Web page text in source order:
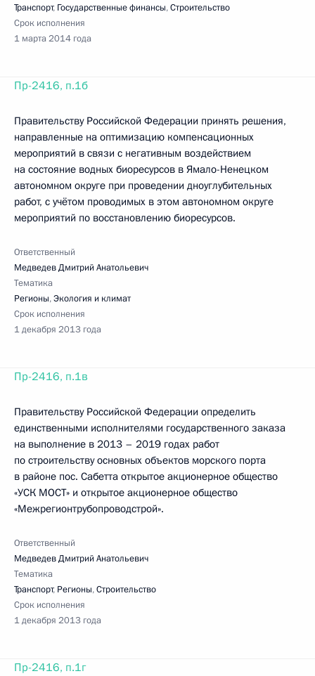
Транспорт, Государственные финансы,Строительство
Срок исполнения
1 марта 2014 года
Пр-2416, п.1б
Правительству Российской Федерации принять решения,
направленные на оптимизацию компенсационных
мероприятий в связи с негативным воздействием
на состояние водных биоресурсов в Ямало-Ненецком
автономном округе при проведении дноуглубительных
работ, с учётом проводимых в этом автономном округе
мероприятий по восстановлению биоресурсов.
Ответственный
Медведев Дмитрий Анатольевич
Тематика
Регионы,Экология и климат
Срок исполнения
1 декабря 2013 года
Пр-2416, п.1в
Правительству Российской Федерации определить
единственными исполнителями государственного заказа
на выполнение в 2013 – 2019 годах работ
по строительству основных объектов морского порта
в районе пос. Сабетта открытое акционерное общество
«УСК МОСТ» и открытое акционерное общество
«Межрегионтрубопроводстрой».
Ответственный
Медведев Дмитрий Анатольевич
Тематика
Транспорт, Регионы,Строительство
Срок исполнения
1 декабря 2013 года
Пр-2416, п.1г